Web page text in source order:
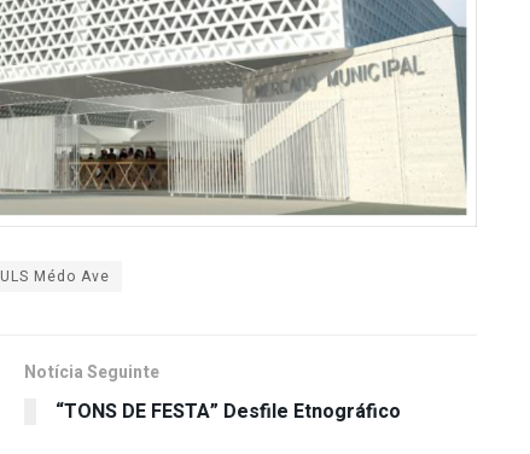
ULS Médo Ave
Notícia Seguinte
“TONS DE FESTA” Desfile Etnográfico